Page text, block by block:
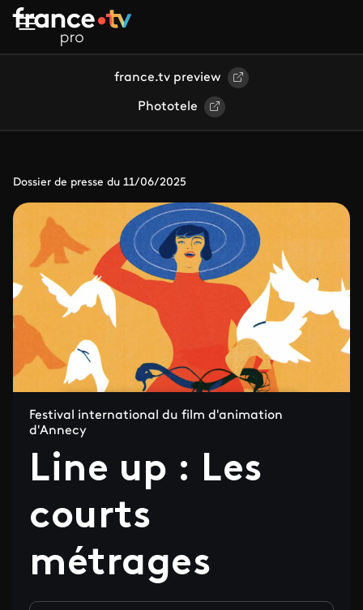
Aller au contenu principal
france.tv preview
Phototele
Dossier de presse du 11/06/2025
Festival international du film d'animation
d'Annecy
Line up : Les
courts
métrages